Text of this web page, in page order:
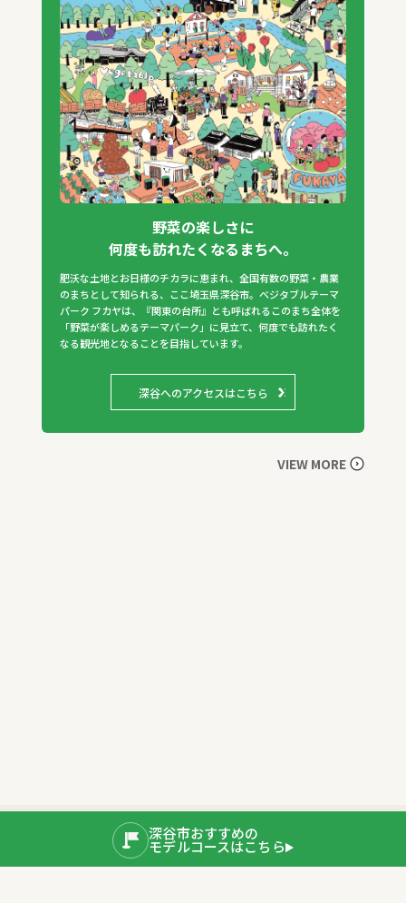
野菜の楽しさに
何度も訪れたくなるまちへ。
肥沃な土地とお日様のチカラに恵まれ、全国有数の野菜・農業
のまちとして知られる、ここ埼玉県深谷市。ベジタブルテーマ
パーク フカヤは、『関東の台所』とも呼ばれるこのまち全体を
「野菜が楽しめるテーマパーク」に見立て、何度でも訪れたく
なる観光地となることを目指しています。
深谷へのアクセスはこちら
VIEW MORE
深谷市おすすめの
モデルコースはこちら